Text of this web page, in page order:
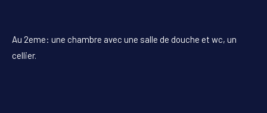
Au 2eme: une chambre avec une salle de douche et wc, un
cellier.